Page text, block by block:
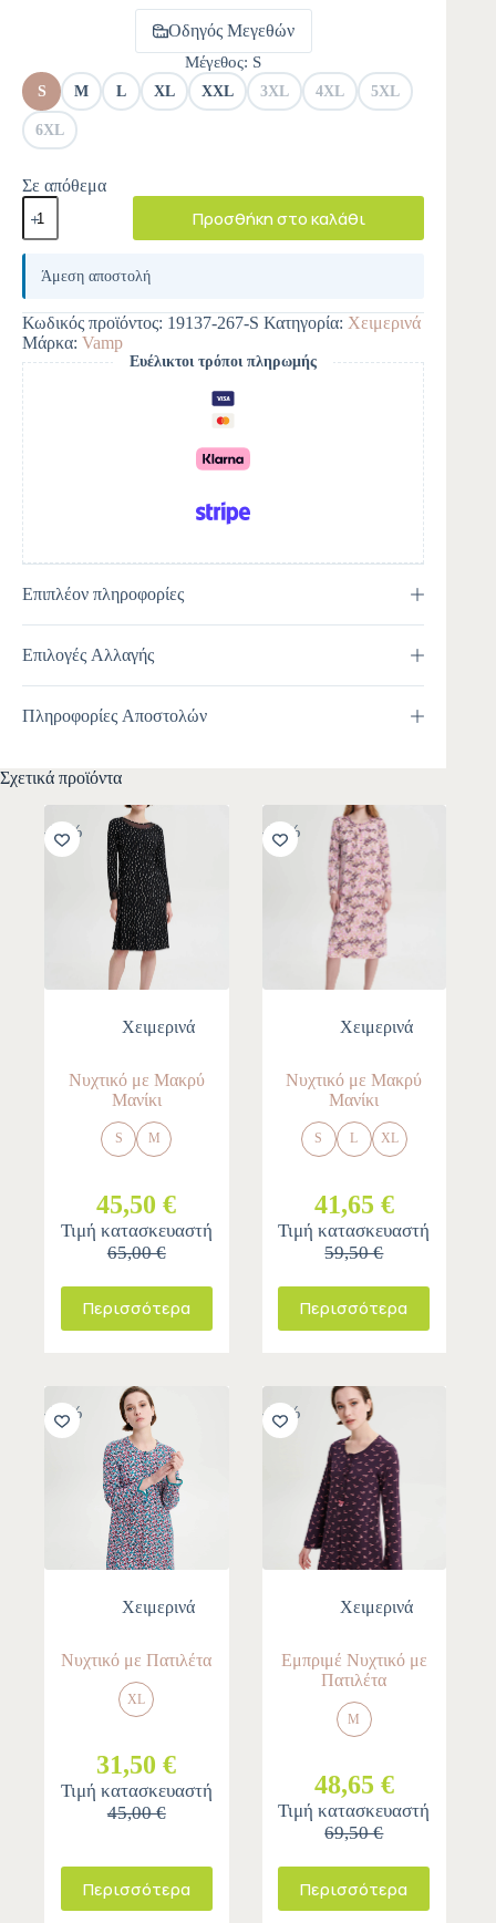
Οδηγός Μεγεθών
Μέγεθος: S
S M L XL XXL 3XL 4XL 5XL
6XL
Σε απόθεμα
Προσθήκη στο καλάθι
A
e
r
n
a
t
i
v
e
:
Άμεση αποστολή
Κωδικός προϊόντος: 19137-267-S Κατηγορία: Χειμερινά
Μάρκα: Vamp
Ευέλικτοι τρόποι πληρωμής
Επιπλέον πληροφορίες
Επιλογές Αλλαγής
Πληροφορίες Αποστολών
Σχετικά προϊόντα
-30%
Χειμερινά
Νυχτικό με Μακρύ
Μανίκι
S M
45,50 €
Τιμή κατασκευαστή
65,00 €
Περισσότερα
-30%
Χειμερινά
Νυχτικό με Μακρύ
Μανίκι
S L XL
41,65 €
Τιμή κατασκευαστή
59,50 €
Περισσότερα
-30%
Χειμερινά
Νυχτικό με Πατιλέτα
XL
31,50 €
Τιμή κατασκευαστή
45,00 €
Περισσότερα
-30%
Χειμερινά
Εμπριμέ Νυχτικό με
Πατιλέτα
M
48,65 €
Τιμή κατασκευαστή
69,50 €
Περισσότερα